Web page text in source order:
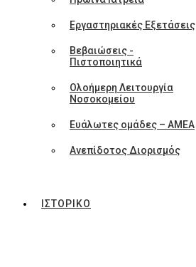
Εργαστηριακές Εξετάσεις
Βεβαιώσεις -
Πιστοποιητικά
Ολοήμερη Λειτουργία
Νοσοκομείου
Ευάλωτες ομάδες – ΑΜΕΑ
Ανεπίδοτος Διορισμός
ΙΣΤΟΡΙΚΟ